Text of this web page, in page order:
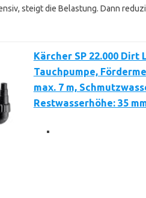
steigt die Belastung. Dann
Kärcher SP 22.000 Dirt
Tauchpumpe,
max. 7 m,
Restwasserhöhe: 35